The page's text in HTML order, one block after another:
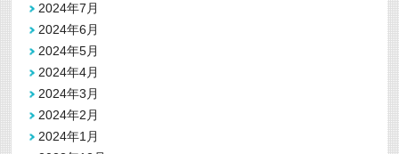
2024年7月
2024年6月
2024年5月
2024年4月
2024年3月
2024年2月
2024年1月